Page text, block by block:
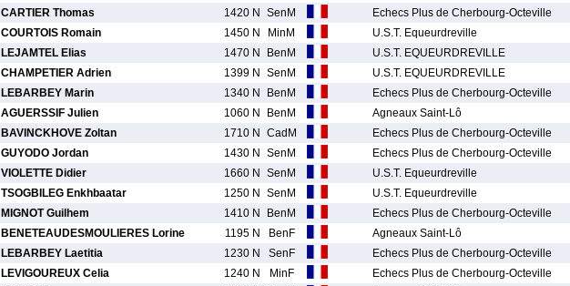
CARTIER Thomas 1420 N SenM Echecs Plus de Cherbourg-Octeville
COURTOIS Romain 1450 N MinM U.S.T. Equeurdreville
LEJAMTEL Elias 1470 N BenM U.S.T. EQUEURDREVILLE
CHAMPETIER Adrien 1399 N SenM U.S.T. EQUEURDREVILLE
LEBARBEY Marin 1340 N BenM Echecs Plus de Cherbourg-Octeville
AGUERSSIF Julien 1060 N BenM Agneaux Saint-Lô
BAVINCKHOVE Zoltan 1710 N CadM Echecs Plus de Cherbourg-Octeville
GUYODO Jordan 1430 N SenM Echecs Plus de Cherbourg-Octeville
VIOLETTE Didier 1660 N SenM U.S.T. Equeurdreville
TSOGBILEG Enkhbaatar 1250 N SenM U.S.T. Equeurdreville
MIGNOT Guilhem 1410 N BenM Echecs Plus de Cherbourg-Octeville
BENETEAUDESMOULIERES Lorine 1195 N BenF Agneaux Saint-Lô
LEBARBEY Laetitia 1230 N SenF Echecs Plus de Cherbourg-Octeville
LEVIGOUREUX Celia 1240 N MinF Echecs Plus de Cherbourg-Octeville